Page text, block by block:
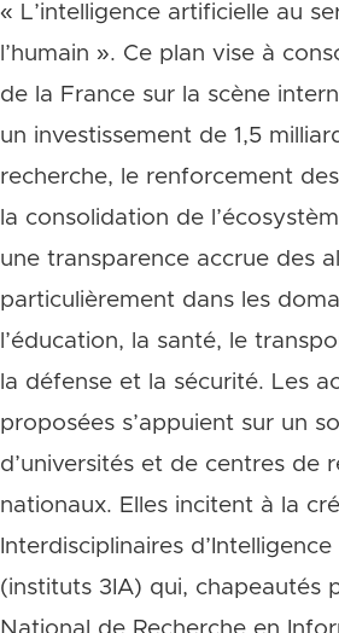
« L’intelligence artificielle au
l’humain ». Ce plan vise à
de la France sur la scène
un investissement de 1,5
recherche, le renforcement
la consolidation de
une transparence accrue des
particulièrement dans les
l’éducation, la santé, le
la défense et la sécurité. Les
proposées s’appuient sur un
d’universités et de centres de
nationaux. Elles incitent à la
Interdisciplinaires
(instituts 3IA) qui, chapeautés